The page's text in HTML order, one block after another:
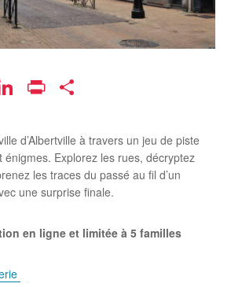
LinkedIn
Print
d’Albertville à travers un jeu de piste
énigmes. Explorez les rues, décryptez
les traces du passé au fil d’un
une surprise finale.
en ligne et limitée à 5 familles